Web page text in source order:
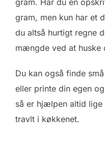
gram. Har du en
gram, men kun har et
du altså hurtigt regne
mængde ved at huske
Du kan også finde
eller printe din egen
så er hjælpen altid lige
travlt i køkkenet.